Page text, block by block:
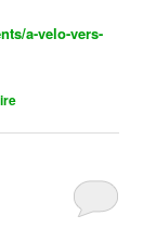
a-velo-vers-